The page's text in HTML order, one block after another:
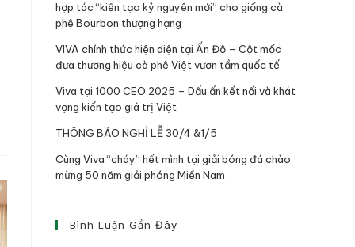
hợp tác “kiến tạo kỷ nguyên mới” cho giống cà
phê Bourbon thượng hạng
VIVA chính thức hiện diện tại Ấn Độ – Cột mốc
đưa thương hiệu cà phê Việt vươn tầm quốc tế
Viva tại 1000 CEO 2025 – Dấu ấn kết nối và khát
vọng kiến tạo giá trị Việt
THÔNG BÁO NGHỈ LỄ 30/4 &1/5
Cùng Viva “cháy” hết mình tại giải bóng đá chào
mừng 50 năm giải phóng Miền Nam
Bình Luận Gần Đây